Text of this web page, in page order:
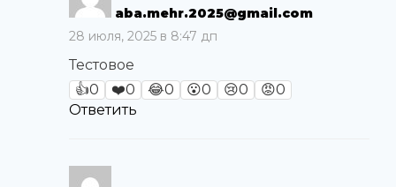
aba.mehr.2025@gmail.com
28 июля, 2025 в 8:47 дп
Тестовое
👍0 ❤️0 😂0 😮0 😢0 😡0
Ответить